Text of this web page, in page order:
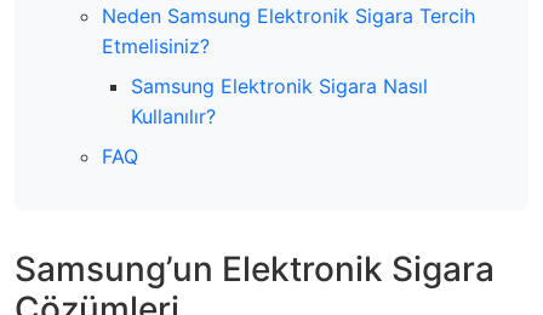
Neden Samsung Elektronik Sigara Tercih
Etmelisiniz?
Samsung Elektronik Sigara Nasıl
Kullanılır?
FAQ
Samsung’un Elektronik Sigara